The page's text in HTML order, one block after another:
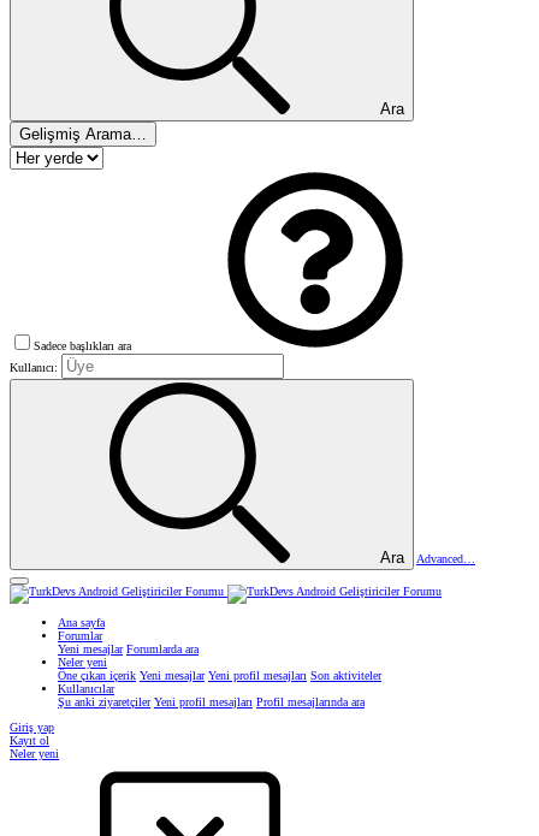
Ara
Gelişmiş Arama…
Sadece başlıkları ara
Kullanıcı:
Ara Advanced…
Ana sayfa
Forumlar
Yeni mesajlar Forumlarda ara
Neler yeni
Öne çıkan içerik Yeni mesajlar Yeni profil mesajları Son aktiviteler
Kullanıcılar
Şu anki ziyaretçiler Yeni profil mesajları Profil mesajlarında ara
Giriş yap
Kayıt ol
Neler yeni